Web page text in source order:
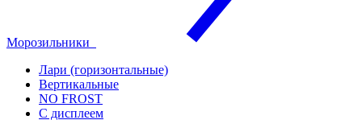
Морозильники
Лари (горизонтальные)
Вертикальные
NO FROST
С дисплеем